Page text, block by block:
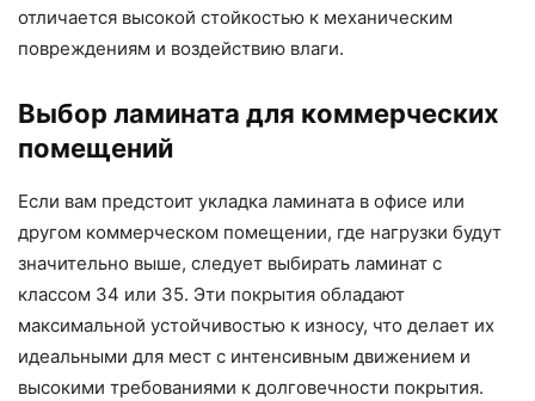
отличается высокой стойкостью к механическим
повреждениям и воздействию влаги.
Выбор ламината для коммерческих
помещений
Если вам предстоит укладка ламината в офисе или
другом коммерческом помещении, где нагрузки будут
значительно выше, следует выбирать ламинат с
классом 34 или 35. Эти покрытия обладают
максимальной устойчивостью к износу, что делает их
идеальными для мест с интенсивным движением и
высокими требованиями к долговечности покрытия.